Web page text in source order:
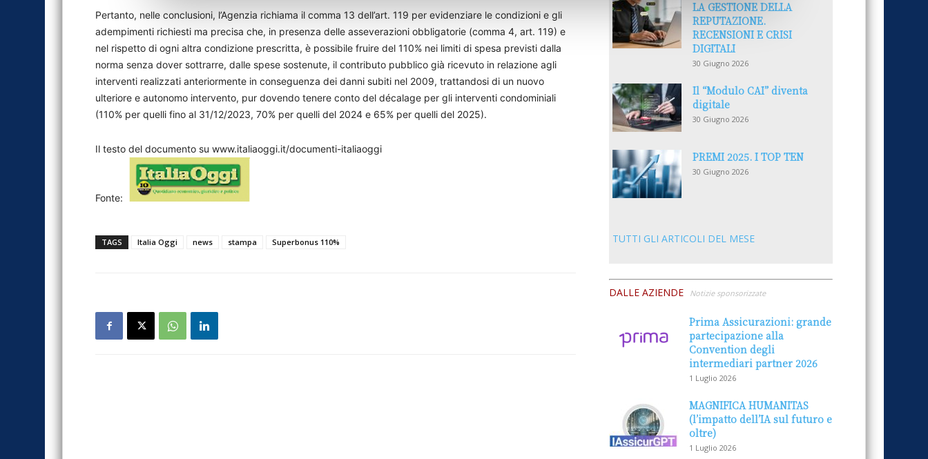
Pertanto, nelle conclusioni, l’Agenzia richiama il comma 13 dell’art. 119 per evidenziare le condizioni e gli
adempimenti richiesti ma precisa che, in presenza delle asseverazioni obbligatorie (comma 4, art. 119) e
nel rispetto di ogni altra condizione prescritta, è possibile fruire del 110% nei limiti di spesa previsti dalla
norma senza dover sottrarre, dalle spese sostenute, il contributo pubblico già ricevuto in relazione agli
interventi realizzati anteriormente in conseguenza dei danni subiti nel 2009, trattandosi di un nuovo
ulteriore e autonomo intervento, pur dovendo tenere conto del décalage per gli interventi condominiali
(110% per quelli fino al 31/12/2023, 70% per quelli del 2024 e 65% per quelli del 2025).
Il testo del documento su www.italiaoggi.it/documenti-italiaoggi
Fonte:
TAGS Italia Oggi news stampa Superbonus 110%
LA GESTIONE DELLA
REPUTAZIONE.
RECENSIONI E CRISI
DIGITALI
30 Giugno 2026
Il “Modulo CAI” diventa
digitale
30 Giugno 2026
PREMI 2025. I TOP TEN
30 Giugno 2026
TUTTI GLI ARTICOLI DEL MESE
DALLE AZIENDE Notizie sponsorizzate
Prima Assicurazioni: grande
partecipazione alla
Convention degli
intermediari partner 2026
1 Luglio 2026
MAGNIFICA HUMANITAS
(l’impatto dell’IA sul futuro e
oltre)
1 Luglio 2026